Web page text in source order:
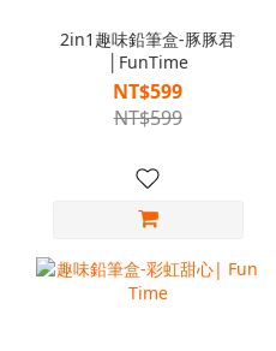
2in1趣味鉛筆盒-豚豚君
│FunTime
NT$599
NT$599